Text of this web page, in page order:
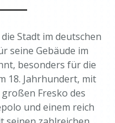
Stadt im deutschen
seine Gebäude im
besonders für die
18. Jahrhundert, mit
Fresko des
und einem reich